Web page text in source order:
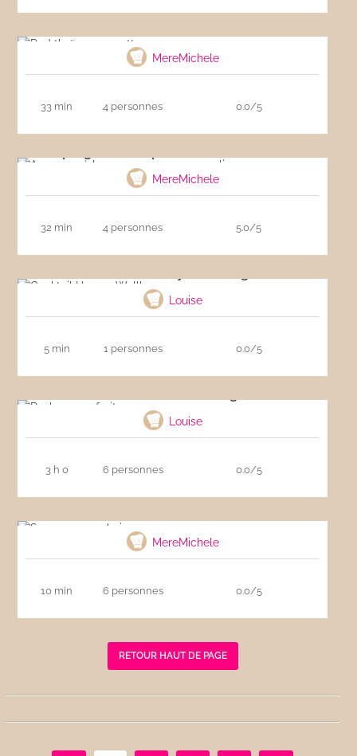
MereMichele
33 min 4 personnes 0.0/5
MereMichele
32 min 4 personnes 5.0/5
Louise
5 min 1 personnes 0.0/5
Louise
3 h 0 6 personnes 0.0/5
MereMichele
10 min 6 personnes 0.0/5
RETOUR HAUT DE PAGE